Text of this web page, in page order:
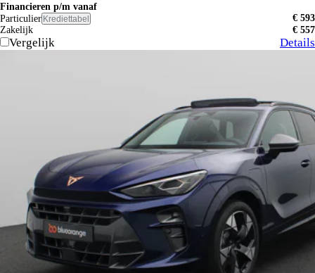
Financieren p/m vanaf
Particulier Krediettabel
€ 593
Zakelijk
€ 557
Vergelijk Details